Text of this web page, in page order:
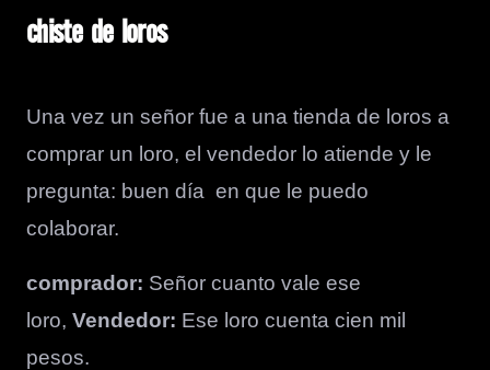
chiste de loros
Una vez un señor fue a una tienda de loros a
comprar un loro, el vendedor lo atiende y le
pregunta: buen día en que le puedo
colaborar.
comprador: Señor cuanto vale ese
loro, Vendedor: Ese loro cuenta cien mil
pesos.